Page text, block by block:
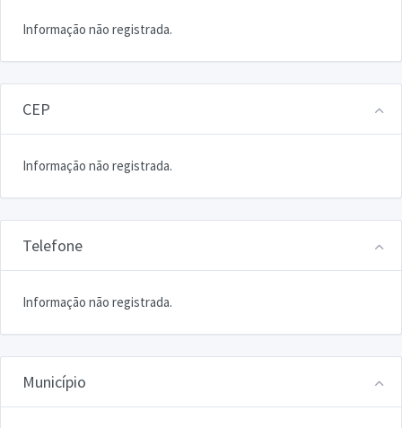
Informação não registrada.
CEP
Informação não registrada.
Telefone
Informação não registrada.
Município